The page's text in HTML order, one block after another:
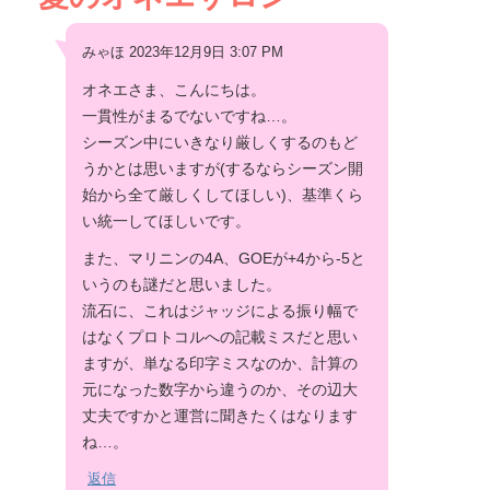
みゃほ 2023年12月9日 3:07 PM
オネエさま、こんにちは。
一貫性がまるでないですね…。
シーズン中にいきなり厳しくするのもど
うかとは思いますが(するならシーズン開
始から全て厳しくしてほしい)、基準くら
い統一してほしいです。
また、マリニンの4A、GOEが+4から-5と
いうのも謎だと思いました。
流石に、これはジャッジによる振り幅で
はなくプロトコルへの記載ミスだと思い
ますが、単なる印字ミスなのか、計算の
元になった数字から違うのか、その辺大
丈夫ですかと運営に聞きたくはなります
ね…。
返信